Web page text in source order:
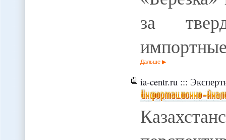
за
Дальше
ia-centr.ru ::: Экспертная